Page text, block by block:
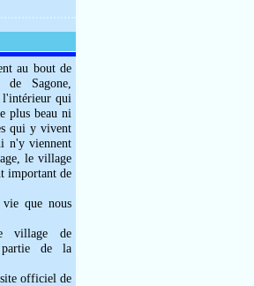
au bout de
Sagone,
l'intérieur qui
plus beau ni
qui y vivent
n'y viennent
le village
important de
que nous
village de
de la
site officiel de